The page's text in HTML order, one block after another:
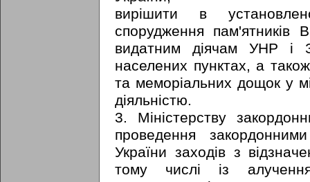
вирішити в
спорудження пам'ятників
видатним діячам УНР і
населених пунктах, а
та меморіальних дощок у
діяльністю.
3. Міністерству
проведення
України заходів з
тому числі із